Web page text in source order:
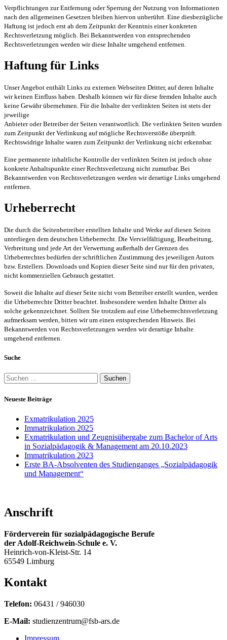
Verpflichtungen zur Entfernung oder Sperrung der Nutzung von Informationen
nach den allgemeinen Gesetzen bleiben hiervon unberührt. Eine diesbezügliche
Haftung ist jedoch erst ab dem Zeitpunkt der Kenntnis einer konkreten
Rechtsverletzung möglich. Bei Bekanntwerden von entsprechenden
Rechtsverletzungen werden wir diese Inhalte umgehend entfernen.
Haftung für Links
Unser Angebot enthält Links zu externen Webseiten Dritter, auf deren Inhalte
wir keinen Einfluss haben. Deshalb können wir für diese fremden Inhalte auch
keine Gewähr übernehmen. Für die Inhalte der verlinkten Seiten ist stets der
jeweilige
Anbieter oder Betreiber der Seiten verantwortlich. Die verlinkten Seiten wurden
zum Zeitpunkt der Verlinkung auf mögliche Rechtsverstöße überprüft.
Rechtswidrige Inhalte waren zum Zeitpunkt der Verlinkung nicht erkennbar.
Eine permanente inhaltliche Kontrolle der verlinkten Seiten ist jedoch ohne
konkrete Anhaltspunkte einer Rechtsverletzung nicht zumutbar. Bei
Bekanntwerden von Rechtsverletzungen werden wir derartige Links umgehend
entfernen.
Urheberrecht
Die durch die Seitenbetreiber erstellten Inhalte und Werke auf diesen Seiten
unterliegen dem deutschen Urheberrecht. Die Vervielfältigung, Bearbeitung,
Verbreitung und jede Art der Verwertung außerhalb der Grenzen des
Urheberrechtes bedürfen der schriftlichen Zustimmung des jeweiligen Autors
bzw. Erstellers. Downloads und Kopien dieser Seite sind nur für den privaten,
nicht kommerziellen Gebrauch gestattet.
Soweit die Inhalte auf dieser Seite nicht vom Betreiber erstellt wurden, werden
die Urheberrechte Dritter beachtet. Insbesondere werden Inhalte Dritter als
solche gekennzeichnet. Sollten Sie trotzdem auf eine Urheberrechtsverletzung
aufmerksam werden, bitten wir um einen entsprechenden Hinweis. Bei
Bekanntwerden von Rechtsverletzungen werden wir derartige Inhalte
umgehend entfernen.
Suche
Suchen
nach:
Neueste Beiträge
Exmatrikulation 2025
Immatrikulation 2025
Exmatrikulation und Zeugnisübergabe zum Bachelor of Arts
in Sozialpädagogik & Management am 20.10.2023
Immatrikulation 2023
Erste BA-Absolventen des Studienganges „Sozialpädagogik
und Management“
Anschrift
Förderverein für sozialpädagogische Berufe
der Adolf-Reichwein-Schule e. V.
Heinrich-von-Kleist-Str. 14
65549 Limburg
Kontakt
Telefon: 06431 / 946030
E-Mail: studienzentrum@fsb-ars.de